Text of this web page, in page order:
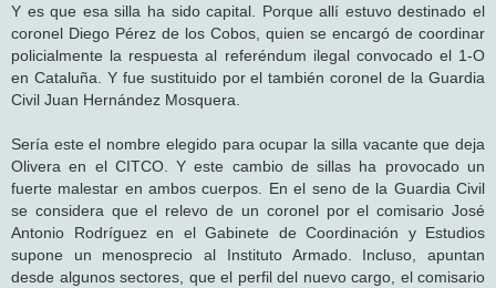
Y es que esa silla ha sido capital. Porque allí estuvo destinado el
coronel Diego Pérez de los Cobos, quien se encargó de coordinar
policialmente la respuesta al referéndum ilegal convocado el 1-O
en Cataluña. Y fue sustituido por el también coronel de la Guardia
Civil Juan Hernández Mosquera.
Sería este el nombre elegido para ocupar la silla vacante que deja
Olivera en el CITCO. Y este cambio de sillas ha provocado un
fuerte malestar en ambos cuerpos. En el seno de la Guardia Civil
se considera que el relevo de un coronel por el comisario José
Antonio Rodríguez en el Gabinete de Coordinación y Estudios
supone un menosprecio al Instituto Armado. Incluso, apuntan
desde algunos sectores, que el perfil del nuevo cargo, el comisario